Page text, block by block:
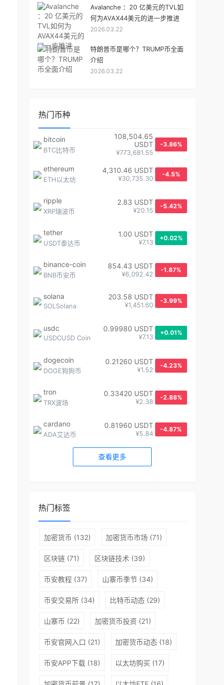
Avalanche ：20 亿美元的TVL如
何为AVAX44美元的进一步推进
2026.03.22
特朗普币是哪个？TRUMP币全面
介绍
2026.03.22
热门币种
bitcoin
BTC比特币
108,504.65
USDT
¥773,681.55
-3.86%
ethereum
ETH以太坊
4,310.46 USDT
¥30,735.30
-4.5%
ripple
XRP瑞波币
2.83 USDT
¥20.15
-5.42%
tether
USDT泰达币
1.00 USDT
¥7.13
+0.02%
binance-coin
BNB币安币
854.43 USDT
¥6,092.42
-1.87%
solana
SOLSolana
203.58 USDT
¥1,451.60
-3.99%
usdc
USDCUSD Coin
0.99980 USDT
¥7.13
+0.01%
dogecoin
DOGE狗狗币
0.21260 USDT
¥1.52
-4.23%
tron
TRX波场
0.33420 USDT
¥2.38
-2.88%
cardano
ADA艾达币
0.81960 USDT
¥5.84
-4.87%
查看更多
热门标签
加密货币 (132) 加密货币市场 (71)
区块链(71) 区块链技术 (39)
币安教程(37) 山寨币季节(34)
币安交易所(34) 比特币动态(29)
山寨币 (22) 加密货币投资 (21)
币安官网入口 (21) 加密货币动态(18)
币安APP下载(18) 以太坊购买 (17)